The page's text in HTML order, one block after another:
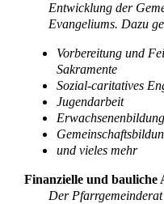
Entwicklung der
Evangeliums. Dazu
Vorbereitung und
Sakramente
Sozial-caritatives
Jugendarbeit
Erwachsenenbildung
und vieles mehr
Finanzielle und bauliche
Der